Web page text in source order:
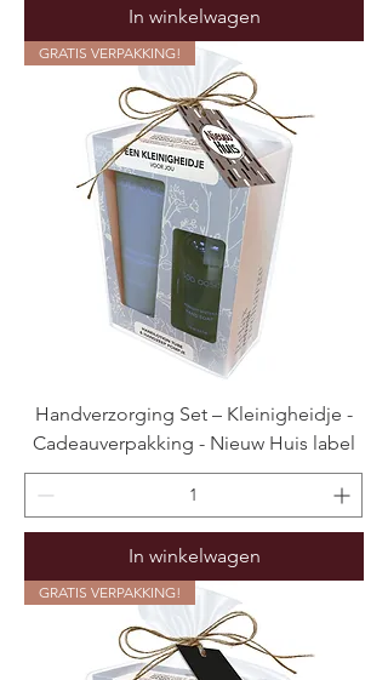
In winkelwagen
GRATIS VERPAKKING!
Handverzorging Set – Kleinigheidje -
Cadeauverpakking - Nieuw Huis label
In winkelwagen
GRATIS VERPAKKING!